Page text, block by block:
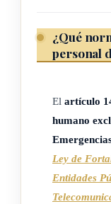
ARTÍCULO 4
Comisión
Constitúyase la
Emergencias 9-1-
nivel,
órgano de cada
¿Qué
personal
El artículo
humano
Ley de
Entidades